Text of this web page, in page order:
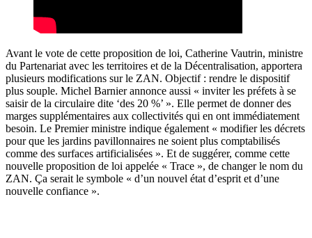
Avant le vote de cette proposition de loi, Catherine Vautrin, ministre
du Partenariat avec les territoires et de la Décentralisation, apportera
plusieurs modifications sur le ZAN. Objectif : rendre le dispositif
plus souple. Michel Barnier annonce aussi « inviter les préfets à se
saisir de la circulaire dite ‘des 20 %’ ». Elle permet de donner des
marges supplémentaires aux collectivités qui en ont immédiatement
besoin. Le Premier ministre indique également « modifier les décrets
pour que les jardins pavillonnaires ne soient plus comptabilisés
comme des surfaces artificialisées ». Et de suggérer, comme cette
nouvelle proposition de loi appelée « Trace », de changer le nom du
ZAN. Ça serait le symbole « d’un nouvel état d’esprit et d’une
nouvelle confiance ».